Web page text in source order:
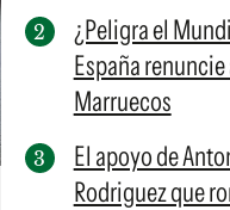
¿Peligra el
España
Marruecos
El apoyo de
Rodriguez que